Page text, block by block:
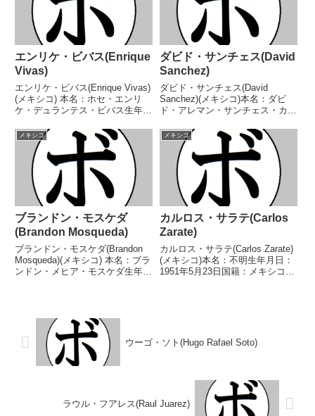
エンリケ・ビバス(Enrique
Vivas)
エンリケ・ビバス(Enrique Vivas)
(メキシコ) 本名：ホセ・エンリ
ケ・デュランテス・ビバス生年月
コ戦績：27戦23勝(12KO)4
敗 【獲得タイトル】なし 【戦
歴】2014/11/14 ○4R...
ダビド・サンチェス(David
Sanchez)
ダビド・サンチェス(David
Sanchez)(メキシコ)本名：ダビ
ド・アレマン・サンチェス・カン
籍：メキシコ戦績：37戦31勝
(23KO)4敗2分【獲得タイトル】
WBC世界スーパーフライ級シル
バー暫定王...
メキシコ
ブランドン・モスケダ
(Brandon Mosqueda)
ブランドン・モスケダ(Brandon
Mosqueda)(メキシコ) 本名：ブラ
ンドン・メヒア・モスケダ生年月
ス・CONADEライト...
メキシコ
カルロス・サラテ(Carlos
Zarate)
カルロス・サラテ(Carlos Zarate)
(メキシコ)本名：不明生年月日：
1951年5月23日国籍：メキシコ戦
ウーゴ・ソト(Hugo Rafael Soto)
ラウル・フアレス(Raul Juarez)